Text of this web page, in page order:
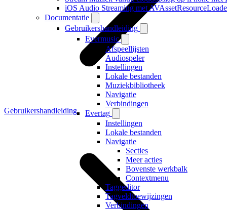
iOS Audio Streaming met
Documentatie
Gebruikershandleiding
Evermusic
Afspeellijsten
Audiospeler
Instellingen
Lokale bestanden
Muziekbibliotheek
Navigatie
Verbindingen
Evertag
Instellingen
Lokale bestanden
Navigatie
Secties
Meer acties
Bovenste werkbalk
Contextmenu
Taggeditor
Tagveldtoewijzingen
Verbindingen
Gebruikershandleiding